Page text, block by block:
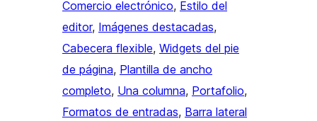
Comercio electrónico, Estilo del
editor, Imágenes destacadas
Cabecera flexible, Widgets del pie
de página, Plantilla de ancho
completo, Una columna, Portafolio
Formatos de entradas, Barra lateral